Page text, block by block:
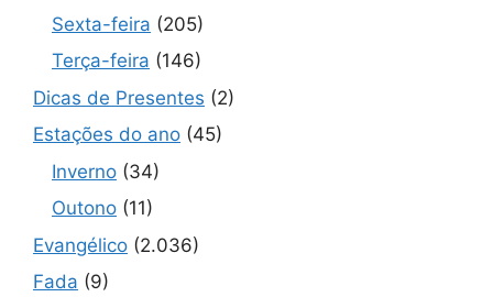
Sexta-feira (205)
Terça-feira (146)
Dicas de Presentes (2)
Estações do ano (45)
Inverno (34)
Outono (11)
Evangélico (2.036)
Fada (9)